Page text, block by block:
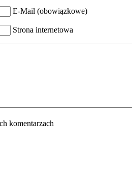
E-Mail (obowiązkowe)
Strona internetowa
komentarzach